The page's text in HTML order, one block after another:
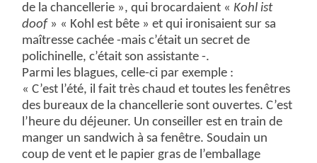
de la chancellerie », qui brocardaient «Kohl ist
doof » « Kohl est bête » et qui ironisaient sur sa
maîtresse cachée -mais c’était un secret de
polichinelle, c’était son assistante -.
Parmi les blagues, celle-ci par exemple :
« C’est l’été, il fait très chaud et toutes les fenêtres
des bureaux de la chancellerie sont ouvertes. C’est
l’heure du déjeuner. Un conseiller est en train de
manger un sandwich à sa fenêtre. Soudain un
coup de vent et le papier gras de l’emballage